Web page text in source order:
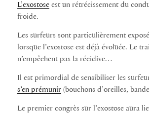
L’exostose est un rétrécissement du
froide.
Les surfeurs sont particulièrement
lorsque l’exostose est déjà évoluée. Le
n’empêchent pas la récidive…
Il est primordial de sensibiliser les
s’en prémunir (bouchons d’oreilles,
Le premier congrès sur l’exostose aura